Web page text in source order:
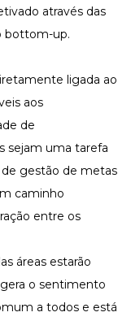
através das
bottom-up.
ligada ao
aos
de
sejam uma tarefa
gestão de metas
caminho
entre os
áreas estarão
o sentimento
a todos e está